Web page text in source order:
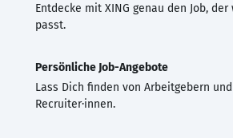
Entdecke mit XING genau den Job,
passt.
Persönliche Job-Angebote
Lass Dich finden von Arbeitgebern
Recruiter·innen.